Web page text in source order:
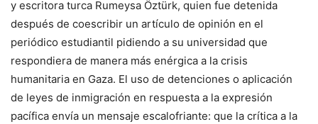
y escritora turca Rumeysa Öztürk, quien fue detenida
después de coescribir un artículo de opinión en el
periódico estudiantil pidiendo a su universidad que
respondiera de manera más enérgica a la crisis
humanitaria en Gaza. El uso de detenciones o aplicación
de leyes de inmigración en respuesta a la expresión
pacífica envía un mensaje escalofriante: que la crítica a la